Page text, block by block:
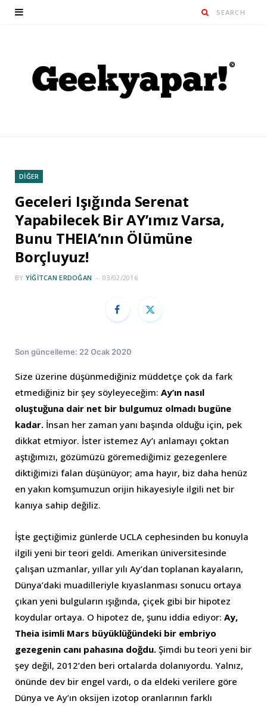
DİĞER
Geceleri Işığında Serenat
Yapabilecek Bir AY’ımız Varsa,
Bunu THEIA’nın Ölümüne
Borçluyuz!
BY YIĞITCAN ERDOĞAN 03/02/2016
Son güncelleme: 22 Ocak 2020
Size üzerine düşünmediğiniz müddetçe çok da fark
etmediğiniz bir şey söyleyeceğim: Ay’ın nasıl
oluştuğuna dair net bir bulgumuz olmadı bugüne
kadar. İnsan her zaman yanı başında olduğu için, pek
dikkat etmiyor. İster istemez Ay’ı anlamayı çoktan
aştığımızı, gözümüzü göremediğimiz gezegenlere
diktiğimizi falan düşünüyor; ama hayır, biz daha henüz
en yakın komşumuzun orijin hikayesiyle ilgili net bir
kanıya sahip değiliz.
İşte geçtiğimiz günlerde UCLA cephesinden bu konuyla
ilgili yeni bir teori geldi. Amerikan üniversitesinde
çalışan uzmanlar, yıllar yılı Ay’dan toplanan kayaların,
Dünya’daki muadilleriyle kıyaslanması sonucu ortaya
çıkan yeni bulguların ışığında, çiçek gibi bir hipotez
koydular ortaya. O hipotez de, şunu iddia ediyor: Ay,
Theia isimli Mars büyüklüğündeki bir embriyo
gezegenin canı pahasına doğdu. Şimdi bu teori yeni bir
şey değil, 2012’den beri ortalarda dolanıyordu. Yalnız,
önünde dev bir engel vardı, o da eldeki verilere göre
Dünya ve Ay’ın oksijen izotop oranlarının farklı